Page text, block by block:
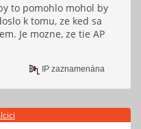
to pomohlo mohol by
k tomu, ze ked sa
Je mozne, ze tie AP
IP zaznamenána